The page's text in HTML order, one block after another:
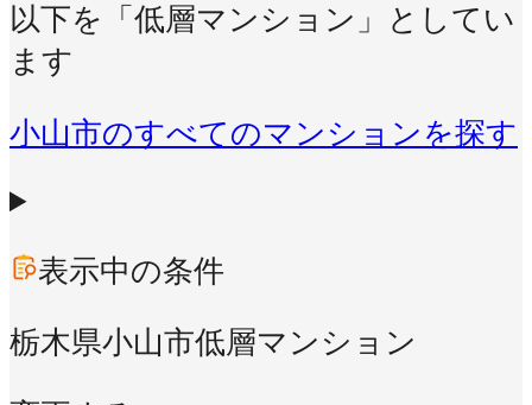
以下を「低層マンション」としてい
ます
小山市のすべてのマンションを探す
表示中の条件
栃木県小山市低層マンション